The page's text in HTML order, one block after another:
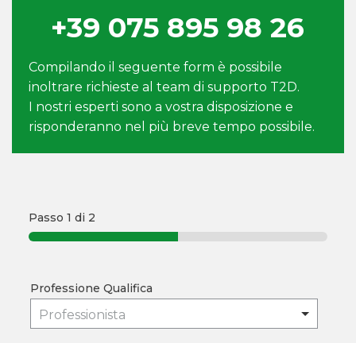
+39 075 895 98 26
Compilando il seguente form è possibile
inoltrare richieste al team di supporto T2D.
I nostri esperti sono a vostra disposizione e
risponderanno nel più breve tempo possibile.
Passo 1 di 2
Professione Qualifica
Professionista